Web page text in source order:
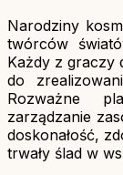
Narodziny
twórców
Każdy z graczy
do
Rozważne
zarządzanie
doskonałość,
trwały ślad w